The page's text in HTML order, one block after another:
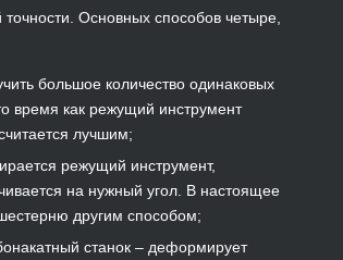
Основных способов четыре,
большое количество одинаковых
время как режущий инструмент
лучшим;
режущий инструмент,
на нужный угол. В настоящее
другим способом;
станок – деформирует